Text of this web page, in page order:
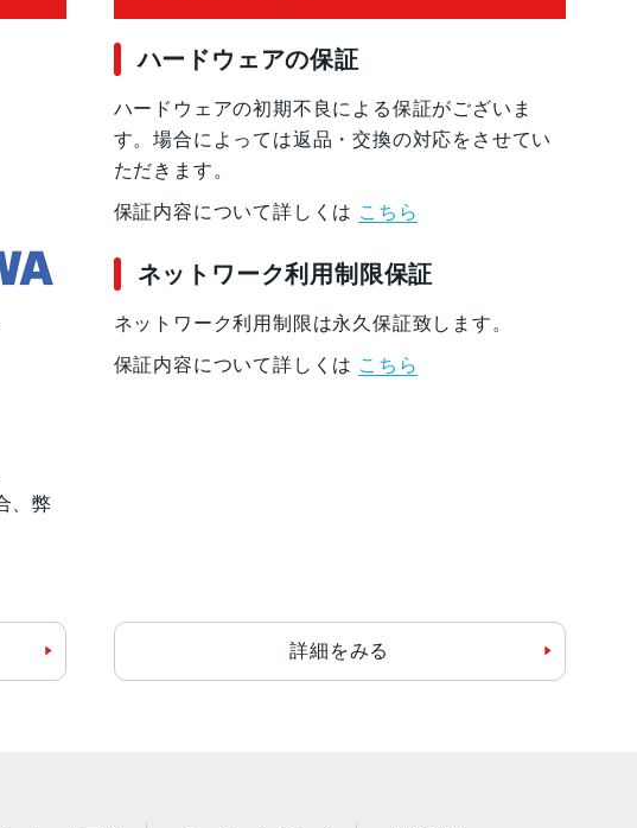
、弊
ハードウェアの保証
ハードウェアの初期不良による保証がございま
す。場合によっては返品・交換の対応をさせてい
ただきます。
保証内容について詳しくは こちら
ネットワーク利用制限保証
ネットワーク利用制限は永久保証致します。
保証内容について詳しくは こちら
詳細をみる